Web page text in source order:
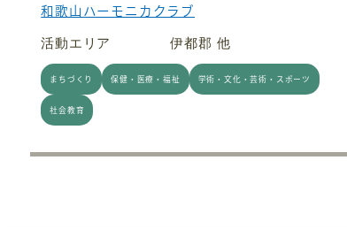
和歌山ハーモニカクラブ
活動エリア 伊都郡 他
まちづくり 保健・医療・福祉 学術・文化・芸術・スポーツ
社会教育